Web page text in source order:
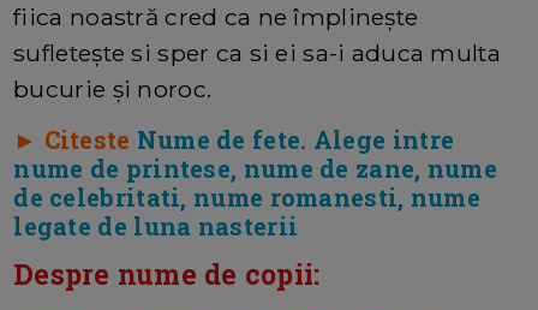
fiica noastră cred ca ne împlinește
sufletește si sper ca si ei sa-i aduca multa
bucurie și noroc.
► Citeste Nume de fete. Alege intre
nume de printese, nume de zane, nume
de celebritati, nume romanesti, nume
legate de luna nasterii
Despre nume de copii: